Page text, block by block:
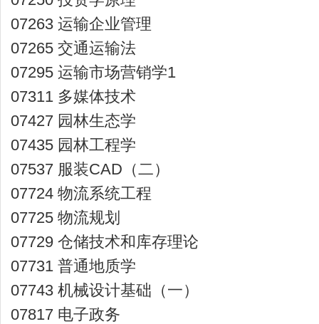
07263 运输企业管理
07265 交通运输法
07295 运输市场营销学1
07311 多媒体技术
07427 园林生态学
07435 园林工程学
07537 服装CAD（二）
07724 物流系统工程
07725 物流规划
07729 仓储技术和库存理论
07731 普通地质学
07743 机械设计基础（一）
07817 电子政务